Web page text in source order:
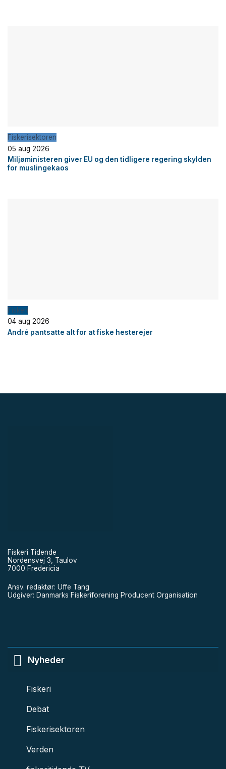
Fiskerisektoren
05 aug 2026
Miljøministeren giver EU og den tidligere regering skylden
for muslingekaos
Fiskeri
04 aug 2026
André pantsatte alt for at fiske hesterejer
Fiskeri Tidende
Nordensvej 3, Taulov
7000 Fredericia
Ansv. redaktør: Uffe Tang
Udgiver: Danmarks Fiskeriforening Producent Organisation
Nyheder
Fiskeri
Debat
Fiskerisektoren
Verden